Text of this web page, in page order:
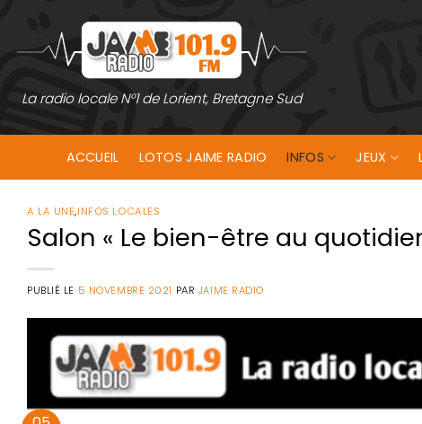
contenu
La radio locale N°1 de Lorient, Bretagne Sud
ACCUEIL LOTOS JAIME RADIO INFOS JEUX
A LA UNE,INFOS LOCALES
Salon « Le bien-être au
PUBLIÉ LE 5 NOVEMBRE 2021 PAR JAIME RADIO